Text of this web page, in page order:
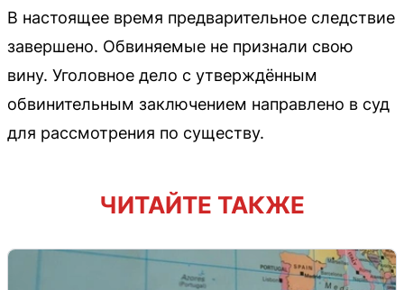
В настоящее время предварительное следствие
завершено. Обвиняемые не признали свою
вину. Уголовное дело с утверждённым
обвинительным заключением направлено в суд
для рассмотрения по существу.
ЧИТАЙТЕ ТАКЖЕ